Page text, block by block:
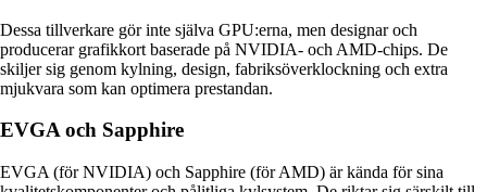
Dessa tillverkare gör inte själva GPU:erna, men designar och
producerar grafikkort baserade på NVIDIA- och AMD-chips. De
skiljer sig genom kylning, design, fabriksöverklockning och extra
mjukvara som kan optimera prestandan.
EVGA och Sapphire
EVGA (för NVIDIA) och Sapphire (för AMD) är kända för sina